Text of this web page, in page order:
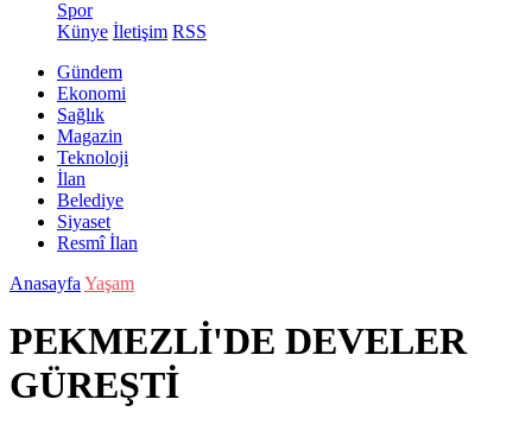
Spor
Künye İletişim RSS
Gündem
Ekonomi
Sağlık
Magazin
Teknoloji
İlan
Belediye
Siyaset
Resmî İlan
Anasayfa Yaşam
PEKMEZLİ'DE DEVELER
GÜREŞTİ